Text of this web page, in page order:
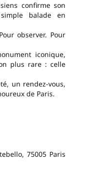
confirme son
balade en
observer. Pour
iconique,
plus rare : celle
un rendez-vous,
de Paris.
75005 Paris